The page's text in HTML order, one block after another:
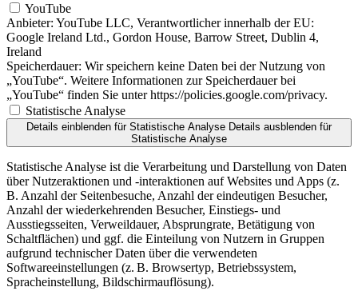
YouTube
Anbieter: YouTube LLC, Verantwortlicher innerhalb der EU:
Google Ireland Ltd., Gordon House, Barrow Street, Dublin 4,
Ireland
Speicherdauer: Wir speichern keine Daten bei der Nutzung von
„YouTube“. Weitere Informationen zur Speicherdauer bei
„YouTube“ finden Sie unter https://policies.google.com/privacy.
Statistische Analyse
Details einblenden für Statistische Analyse Details ausblenden für
Statistische Analyse
Statistische Analyse ist die Verarbeitung und Darstellung von Daten
über Nutzeraktionen und -interaktionen auf Websites und Apps (z.
B. Anzahl der Seitenbesuche, Anzahl der eindeutigen Besucher,
Anzahl der wiederkehrenden Besucher, Einstiegs- und
Ausstiegsseiten, Verweildauer, Absprungrate, Betätigung von
Schaltflächen) und ggf. die Einteilung von Nutzern in Gruppen
aufgrund technischer Daten über die verwendeten
Softwareeinstellungen (z. B. Browsertyp, Betriebssystem,
Spracheinstellung, Bildschirmauflösung).